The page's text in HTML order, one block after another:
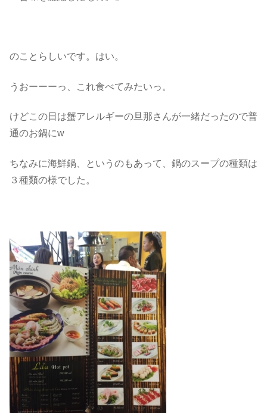
のことらしいです。はい。
うおーーーっ、これ食べてみたいっ。
けどこの日は蟹アレルギーの旦那さんが一緒だったので普
通のお鍋にw
ちなみに海鮮鍋、というのもあって、鍋のスープの種類は
３種類の様でした。